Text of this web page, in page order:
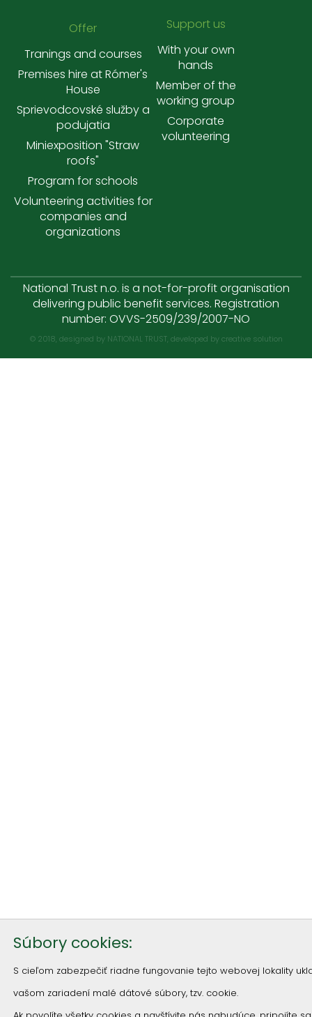
Offer
Tranings and courses
Premises hire at Rómer's
House
Sprievodcovské služby a
podujatia
Miniexposition "Straw
roofs"
Program for schools
Volunteering activities for
companies and
organizations
Support us
With your own
hands
Member of the
working group
Corporate
volunteering
National Trust n.o. is a not-for-profit organisation
delivering public benefit services. Registration
number: OVVS-2509/239/2007-NO
© 2018, designed by NATIONAL TRUST, developed bycreative solution
Súbory cookies:
S cieľom zabezpečiť riadne fungovanie tejto webovej lokality
vašom zariadení malé dátové súbory, tzv. cookie.